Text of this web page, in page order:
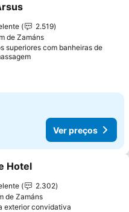
aos favoritos
2.519
de Zamáns
superiores com banheiras de
Ver preços
aos favoritos
Hotel
2.302
de Zamáns
exterior convidativa